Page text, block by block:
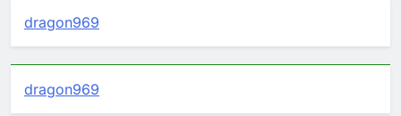
dragon969
dragon969